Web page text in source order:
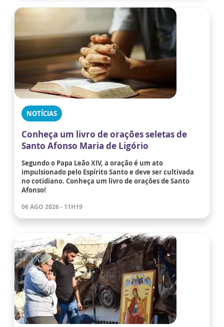
NOTÍCIAS
Conheça um livro de orações seletas de
Santo Afonso Maria de Ligório
Segundo o Papa Leão XIV, a oração é um ato
impulsionado pelo Espírito Santo e deve ser cultivada
no cotidiano. Conheça um livro de orações de Santo
Afonso!
06 AGO 2026 - 11H19